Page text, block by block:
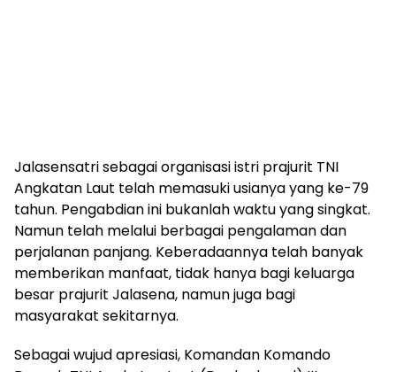
Jalasensatri sebagai organisasi istri prajurit TNI
Angkatan Laut telah memasuki usianya yang ke-79
tahun. Pengabdian ini bukanlah waktu yang singkat.
Namun telah melalui berbagai pengalaman dan
perjalanan panjang. Keberadaannya telah banyak
memberikan manfaat, tidak hanya bagi keluarga
besar prajurit Jalasena, namun juga bagi
masyarakat sekitarnya.
Sebagai wujud apresiasi, Komandan Komando